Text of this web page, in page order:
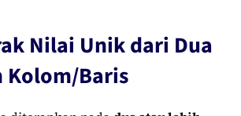
Nilai Unik dari Dua
Kolom/Baris